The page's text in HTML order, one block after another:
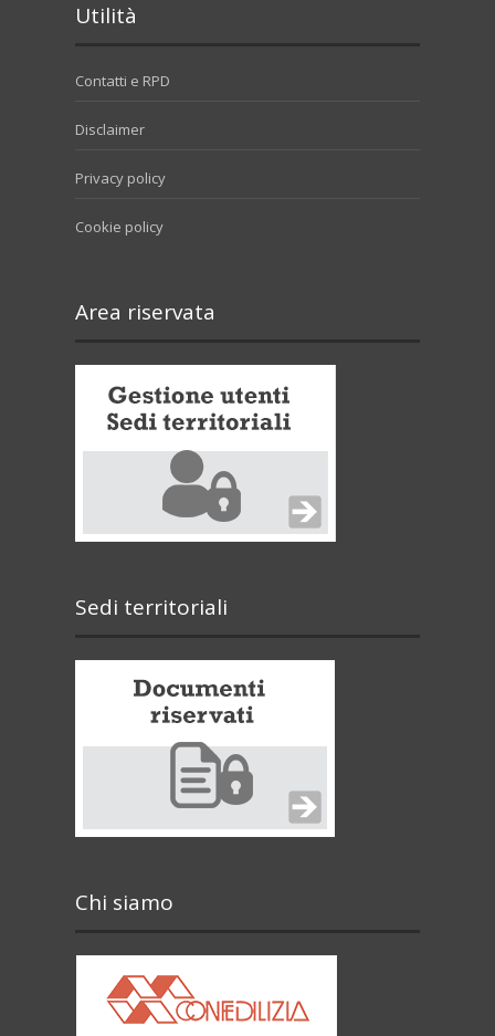
Utilità
Contatti e RPD
Disclaimer
Privacy policy
Cookie policy
Area riservata
Sedi territoriali
Chi siamo